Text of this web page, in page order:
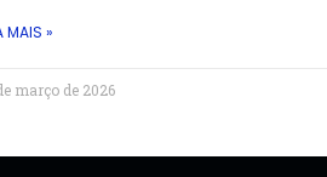
MAIS »
março de 2026